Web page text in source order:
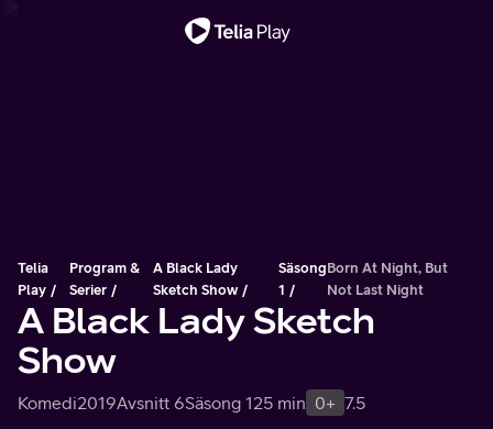
Telia
Play
Program &
Serier
A Black Lady
Sketch Show
Säsong
1
Born At Night, But
Not Last Night
A Black Lady Sketch
Show
Komedi2019Avsnitt 6Säsong 125 min 0+ 7.5